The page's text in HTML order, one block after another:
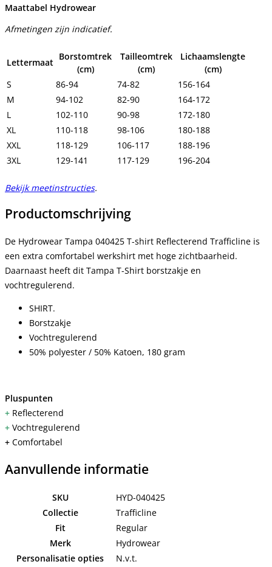
Maattabel Hydrowear
Afmetingen zijn indicatief.
Lettermaat
Borstomtrek
(cm)
Tailleomtrek
(cm)
Lichaamslengte
(cm)
S
86-94 74-82
156-164
M
94-102 82-90
164-172
L
102-110 90-98
172-180
XL
110-118 98-106
180-188
XXL
118-129 106-117
188-196
3XL
129-141 117-129 196-204
Bekijk meetinstructies.
Productomschrijving
De Hydrowear Tampa 040425 T-shirt Reflecterend Trafficline is
een extra comfortabel werkshirt met hoge zichtbaarheid.
Daarnaast heeft dit Tampa T-Shirt borstzakje en
vochtregulerend.
SHIRT.
Borstzakje
Vochtregulerend
50% polyester / 50% Katoen, 180 gram
Pluspunten
+ Reflecterend
+ Vochtregulerend
+ Comfortabel
Aanvullende informatie
SKU
HYD-040425
Collectie
Trafficline
Fit
Regular
Merk
Hydrowear
Personalisatie opties
N.v.t.